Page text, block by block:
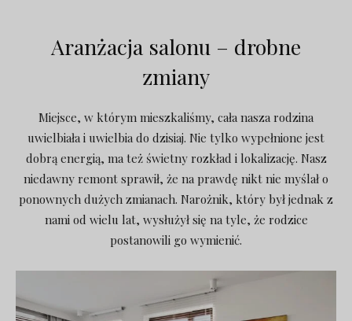
Aranżacja salonu – drobne
zmiany
Miejsce, w którym mieszkaliśmy, cała nasza rodzina
uwielbiała i uwielbia do dzisiaj. Nie tylko wypełnione jest
dobrą energią, ma też świetny rozkład i lokalizację. Nasz
niedawny remont sprawił, że na prawdę nikt nie myślał o
ponownych dużych zmianach. Narożnik, który był jednak z
nami od wielu lat, wysłużył się na tyle, że rodzice
postanowili go wymienić.